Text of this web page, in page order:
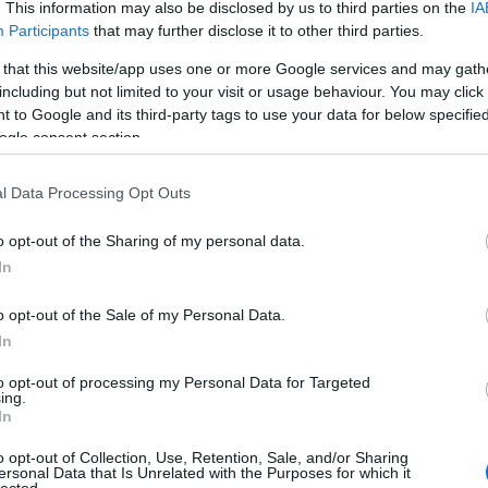
This information may also be disclosed by us to third parties on the
Participants that may further disclose it to other third parties.
that this website/app uses one or more Google services and may
but not limited to your visit or usage behaviour. You may
to Google and its third-party tags to use your data for below
consent section.
Data Processing Opt Outs
opt-out of the Sharing of my personal data.
opt-out of the Sale of my Personal Data.
opt-out of processing my Personal Data for Targeted
opt-out of Collection, Use, Retention, Sale, and/or Sharing
Data that Is Unrelated with the Purposes for which it
híd képek lánchíd margit híd városkép szabadság híd
Relaxáljunk vízcsobogásra!
faragást és az azt követő bejglitúladagolást, ennek örömére relaxáljunk
11 komment